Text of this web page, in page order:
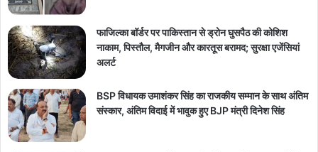
फाजिल्का बॉर्डर पर पाकिस्तान से ड्रोन घुसपैठ की कोशिश
नाकाम, पिस्तौल, मैगजीन और कारतूस बरामद; सुरक्षा एजेंसियां
अलर्ट
BSP विधायक उमाशंकर सिंह का राजकीय सम्मान के साथ अंतिम
संस्कार, अंतिम विदाई में भावुक हुए BJP मंत्री दिनेश सिंह